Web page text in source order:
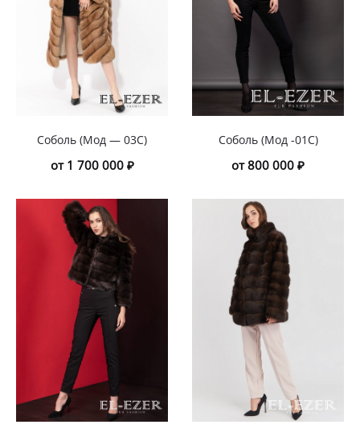
Соболь (Мод — 03С)
от 1 700 000 ₽
Соболь (Мод -01С)
от 800 000 ₽